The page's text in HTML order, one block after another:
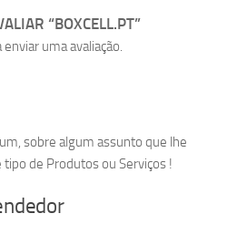
“BOXCELL.PT”
enviar uma avaliação.
sobre algum assunto que lhe
de Produtos ou Serviços !